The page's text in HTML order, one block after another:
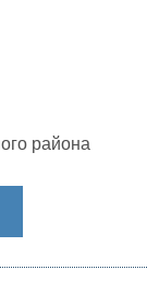
района